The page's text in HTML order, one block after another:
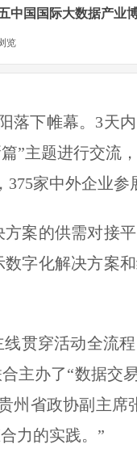
国国际大数据产业
览
落下帷幕。3天
”主题进行交流
家中外企业参
案的供需对接平
字化解决方案
贯穿活动全流程
主办了“数据交
州省政协副主席
力的实践。”